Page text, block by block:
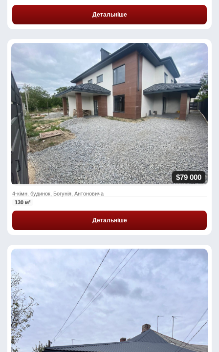
Детальніше
$79 000
4-кімн. будинок, Богунія, Антоновича
130 м²
Детальніше